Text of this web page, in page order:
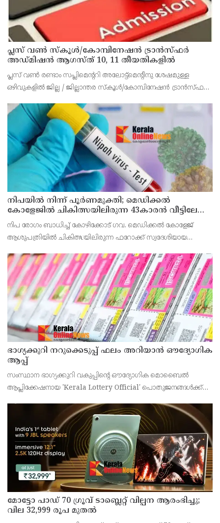
പ്ലസ് വൺ സ്‌കൂൾ/കോമ്പിനേഷൻ ട്രാൻസ്ഫർ
അഡ്മിഷൻ ആഗസ്ത് 10, 11 തീയതികളിൽ
പ്ലസ് വൺ രണ്ടാം സപ്ലിമെന്ററി അലോട്ട്‌മെന്റിനു ശേഷമുള്ള
ഒഴിവുകളിൽ ജില്ല / ജില്ലാന്തര സ്‌കൂൾ/കോമ്പിനേഷൻ ട്രാൻസ്ഫർ
വൈകിട്ട് 4 മണി വരെ നൽകിയിരുന്നു
നിപയിൽ നിന്ന് പൂർണമുക്തി; മെഡിക്കൽ
കോളേജിൽ ചികിത്സയിലിരുന്ന 43കാരൻ വീട്ടിലേക്ക്
മടങ്ങി
നിപ രോഗം ബാധിച്ച് കോഴിക്കോട് ഗവ. മെഡിക്കൽ കോളേജ്
ആശുപത്രിയിൽ ചികിത്സയിലിരുന്ന ഫറോക്ക് സ്വദേശിയായ
ഭാഗ്യക്കുറി നറുക്കെടുപ്പ് ഫലം അറിയാൻ ഔദ്യോഗിക
ആപ്പ്
സംസ്ഥാന ഭാഗ്യക്കുറി വകുപ്പിന്റെ ഔദ്യോഗിക മൊബൈൽ
ആപ്ലിക്കേഷനായ 'Kerala Lottery Official' പൊതുജനങ്ങൾക്ക്
അഞ്ജു കെ എസ് അറിയിച്ചു.
മോട്ടോ പാഡ് 70 ഗ്രൂവ് ടാബ്ലെറ്റ് വില്പന ആരംഭിച്ചു;
വില 32,999 രൂപ മുതൽ